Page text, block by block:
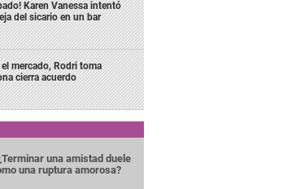
Karen Vanessa intentó
del sicario en un bar
mercado, Rodri toma
cierra acuerdo
una amistad duele
una ruptura amorosa?